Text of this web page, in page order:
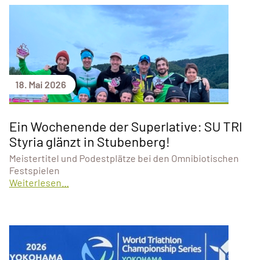
18. Mai 2026
Ein Wochenende der Superlative: SU TRI
Styria glänzt in Stubenberg!
Meistertitel und Podestplätze bei den Omnibiotischen
Festspielen
Weiterlesen...